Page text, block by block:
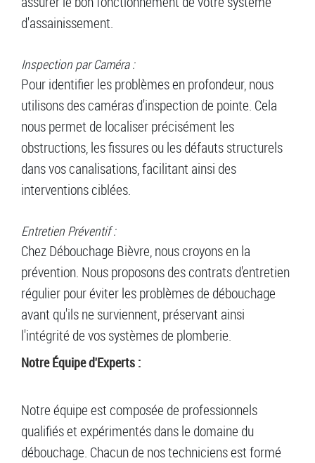
d'assainissement.
Inspection par Caméra :
Pour identifier les problèmes en profondeur, nous
utilisons des caméras d'inspection de pointe. Cela
nous permet de localiser précisément les
obstructions, les fissures ou les défauts structurels
dans vos canalisations, facilitant ainsi des
interventions ciblées.
Entretien Préventif :
Chez Débouchage Bièvre, nous croyons en la
prévention. Nous proposons des contrats d'entretien
régulier pour éviter les problèmes de débouchage
avant qu'ils ne surviennent, préservant ainsi
l'intégrité de vos systèmes de plomberie.
Notre Équipe d'Experts :
Notre équipe est composée de professionnels
qualifiés et expérimentés dans le domaine du
débouchage. Chacun de nos techniciens est formé